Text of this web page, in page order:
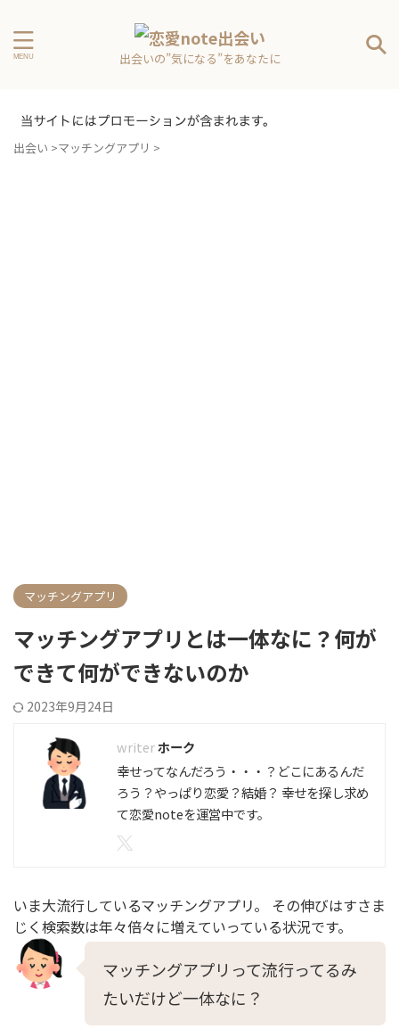
出会いの”気になる”をあなたに
出会い >マッチングアプリ >
マッチングアプリ
マッチングアプリとは一体なに？何が
できて何ができないのか
2023年9月24日
ホーク
幸せってなんだろう・・・？どこにあるんだ
ろう？やっぱり恋愛？結婚？ 幸せを探し求め
て恋愛noteを運営中です。
いま大流行しているマッチングアプリ。 その伸びはすさま
じく検索数は年々倍々に増えていっている状況です。
マッチングアプリって流行ってるみ
たいだけど一体なに？